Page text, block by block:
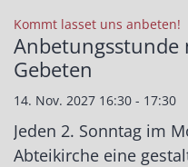
Kommt lasset uns anbeten!
Gebeten
14. Nov. 2027 16:30 - 17:30
Jeden 2. Sonntag im
Abteikirche eine